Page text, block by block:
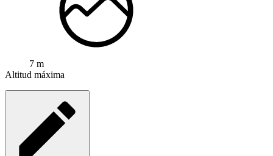
7 m
Altitud máxima